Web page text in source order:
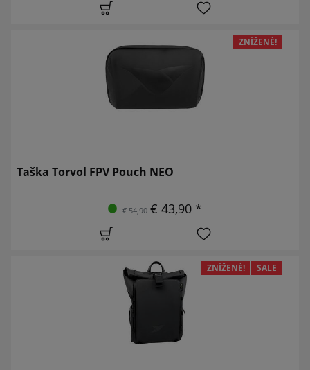
ZNÍŽENÉ!
Taška Torvol FPV Pouch NEO
€ 54,90 € 43,90 *
ZNÍŽENÉ! SALE